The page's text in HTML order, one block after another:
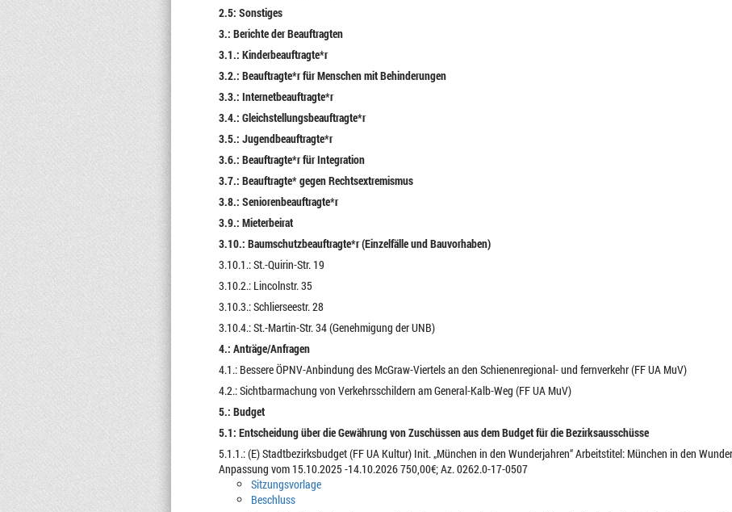
2.5: Sonstiges
3.: Berichte der Beauftragten
3.1.: Kinderbeauftragte*r
3.2.: Beauftragte*r für Menschen mit Behinderungen
3.3.: Internetbeauftragte*r
3.4.: Gleichstellungsbeauftragte*r
3.5.: Jugendbeauftragte*r
3.6.: Beauftragte*r für Integration
3.7.: Beauftragte* gegen Rechtsextremismus
3.8.: Seniorenbeauftragte*r
3.9.: Mieterbeirat
3.10.: Baumschutzbeauftragte*r (Einzelfälle und Bauvorhaben)
3.10.1.: St.-Quirin-Str. 19
3.10.2.: Lincolnstr. 35
3.10.3.: Schlierseestr. 28
3.10.4.: St.-Martin-Str. 34 (Genehmigung der UNB)
4.: Anträge/Anfragen
4.1.: Bessere ÖPNV-Anbindung des McGraw-Viertels an den Schienenregional- und fernverkehr (FF UA MuV)
4.2.: Sichtbarmachung von Verkehrsschildern am General-Kalb-Weg (FF UA MuV)
5.: Budget
5.1: Entscheidung über die Gewährung von Zuschüssen aus dem Budget für die Bezirksausschüsse
5.1.1.: (E) Stadtbezirksbudget (FF UA Kultur) Init. „München in den Wunderjahren“ Arbeitstitel: München in den
Anpassung vom 15.10.2025 -14.10.2026 750,00€; Az. 0262.0-17-0507
Sitzungsvorlage
Beschluss